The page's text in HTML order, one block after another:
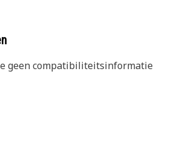
geen compatibiliteitsinformatie